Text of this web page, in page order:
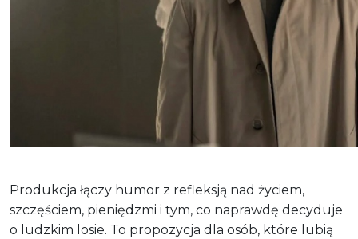
Produkcja łączy humor z refleksją nad życiem,
szczęściem, pieniędzmi i tym, co naprawdę decyduje
o ludzkim losie. To propozycja dla osób, które lubią